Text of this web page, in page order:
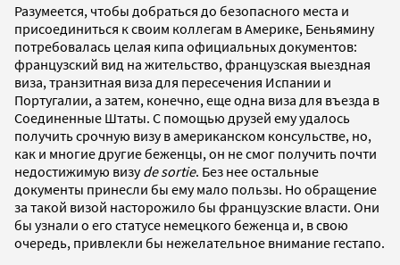
Разумеется, чтобы добраться до безопасного места и
присоединиться к своим коллегам в Америке, Беньямину
потребовалась целая кипа официальных документов:
французский вид на жительство, французская выездная
виза, транзитная виза для пересечения Испании и
Португалии, а затем, конечно, еще одна виза для въезда в
Соединенные Штаты. С помощью друзей ему удалось
получить срочную визу в американском консульстве, но,
как и многие другие беженцы, он не смог получить почти
недостижимую визуde sortie. Без нее остальные
документы принесли бы ему мало пользы. Но обращение
за такой визой насторожило бы французские власти. Они
бы узнали о его статусе немецкого беженца и, в свою
очередь, привлекли бы нежелательное внимание гестапо.